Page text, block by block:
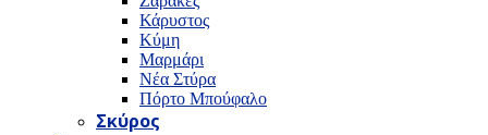
Κάρυστος
Κύμη
Μαρμάρι
Νέα Στύρα
Πόρτο Μπούφαλο
Σκύρος